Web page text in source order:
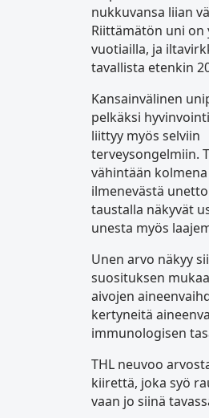
nukkuvansa liian
Riittämätön uni on
vuotiailla, ja
tavallista etenkin
Kansainvälinen
pelkäksi
liittyy myös selviin
terveysongelmiin.
vähintään
ilmenevästä
taustalla näkyvät
unesta myös
Unen arvo näkyy
suosituksen
aivojen
kertyneitä
immunologisen
THL neuvoo
kiirettä, joka syö
vaan jo siinä